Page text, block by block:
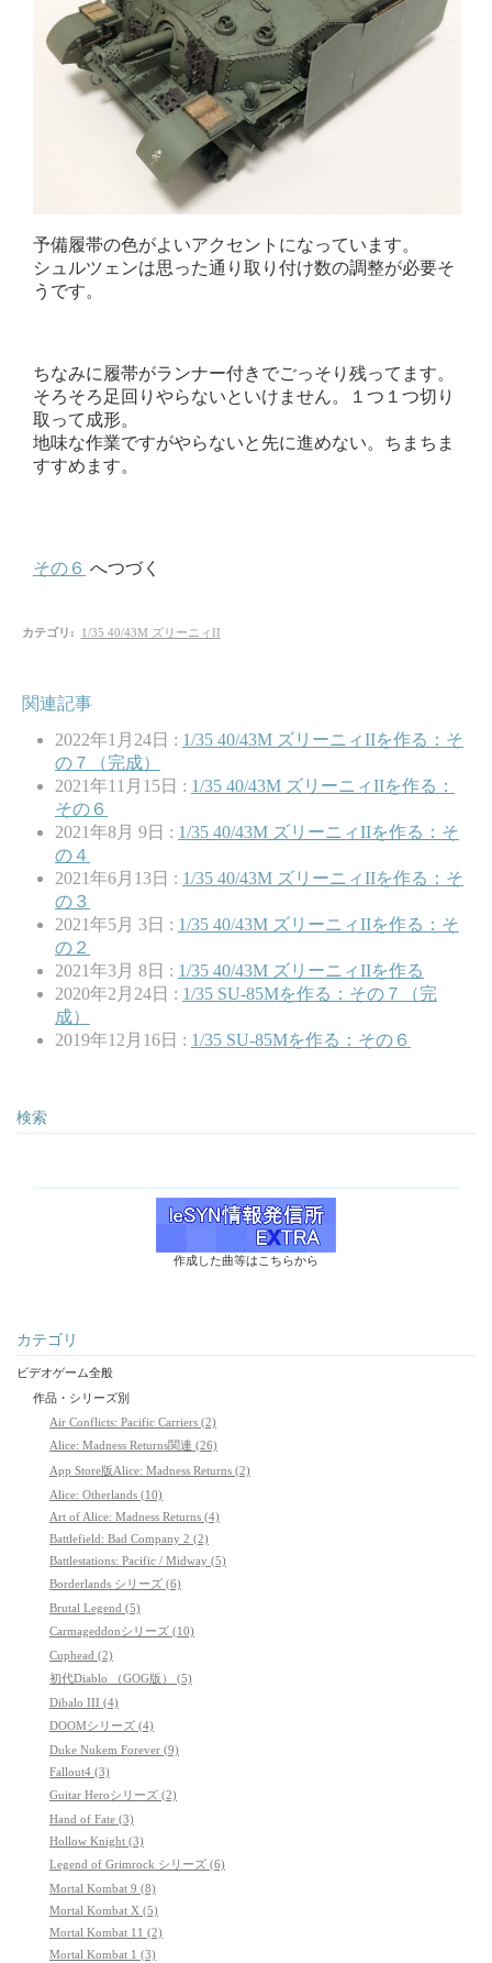
予備履帯の色がよいアクセントになっています。
シュルツェンは思った通り取り付け数の調整が必要そ
うです。
ちなみに履帯がランナー付きでごっそり残ってます。
そろそろ足回りやらないといけません。１つ１つ切り
取って成形。
地味な作業ですがやらないと先に進めない。ちまちま
すすめます。
その６ へつづく
カテゴリ : 1/35 40/43M ズリーニィII
関連記事
2022年1月24日 : 1/35 40/43M ズリーニィIIを作る：そ
の７（完成）
2021年11月15日 : 1/35 40/43M ズリーニィIIを作る：
その６
2021年8月 9日 : 1/35 40/43M ズリーニィIIを作る：そ
の４
2021年6月13日 : 1/35 40/43M ズリーニィIIを作る：そ
の３
2021年5月 3日 : 1/35 40/43M ズリーニィIIを作る：そ
の２
2021年3月 8日 : 1/35 40/43M ズリーニィIIを作る
2020年2月24日 : 1/35 SU-85Mを作る：その７（完
成）
2019年12月16日 : 1/35 SU-85Mを作る：その６
検索
作成した曲等はこちらから
カテゴリ
ビデオゲーム全般
作品・シリーズ別
Air Conflicts: Pacific Carriers (2)
Alice: Madness Returns関連 (26)
App Store版Alice: Madness Returns (2)
Alice: Otherlands (10)
Art of Alice: Madness Returns (4)
Battlefield: Bad Company 2 (2)
Battlestations: Pacific / Midway (5)
Borderlands シリーズ (6)
Brutal Legend (5)
Carmageddonシリーズ (10)
Cuphead (2)
初代Diablo （GOG版） (5)
Dibalo III (4)
DOOMシリーズ (4)
Duke Nukem Forever (9)
Fallout4 (3)
Guitar Heroシリーズ (2)
Hand of Fate (3)
Hollow Knight (3)
Legend of Grimrock シリーズ (6)
Mortal Kombat 9 (8)
Mortal Kombat X (5)
Mortal Kombat 11 (2)
Mortal Kombat 1 (3)